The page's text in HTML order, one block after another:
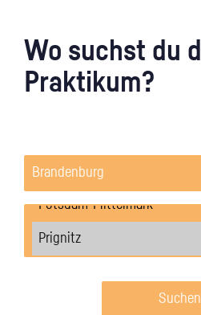
Wo suchst du
Praktikum?
Suchen